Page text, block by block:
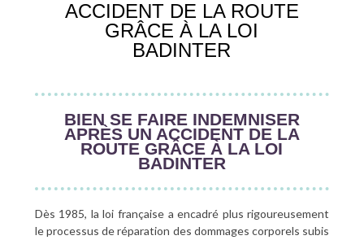
ACCIDENT DE LA ROUTE
GRÂCE À LA LOI
BADINTER
BIEN SE FAIRE INDEMNISER
APRÈS UN ACCIDENT DE LA
ROUTE GRÂCE À LA LOI
BADINTER
Dès 1985, la loi française a encadré plus rigoureusement
le processus de réparation des dommages corporels subis